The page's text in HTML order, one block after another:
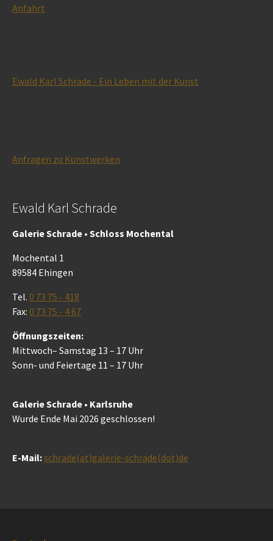
Anfahrt
Ewald Karl Schrade - Ein Leben mit der Kunst
Anfragen zu Kunstwerken
Ewald Karl Schrade
Galerie Schrade • Schloss Mochental
Mochental 1
89584 Ehingen
Tel. 0 73 75 - 418
Fax: 0 73 75 - 4 67
Öffnungszeiten:
Mittwoch– Samstag 13 – 17 Uhr
Sonn- und Feiertage 11 – 17 Uhr
Galerie Schrade • Karlsruhe
Wurde Ende Mai 2026 geschlossen!
E-Mail:schrade(at)galerie-schrade(dot)de